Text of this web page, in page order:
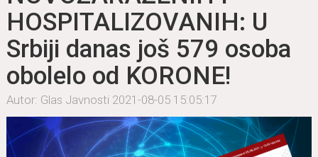
HOSPITALIZOVANIH: U
Srbiji danas još 579 osoba
obolelo od KORONE!
Autor: Glas Javnosti 2021-08-05 15:05:17